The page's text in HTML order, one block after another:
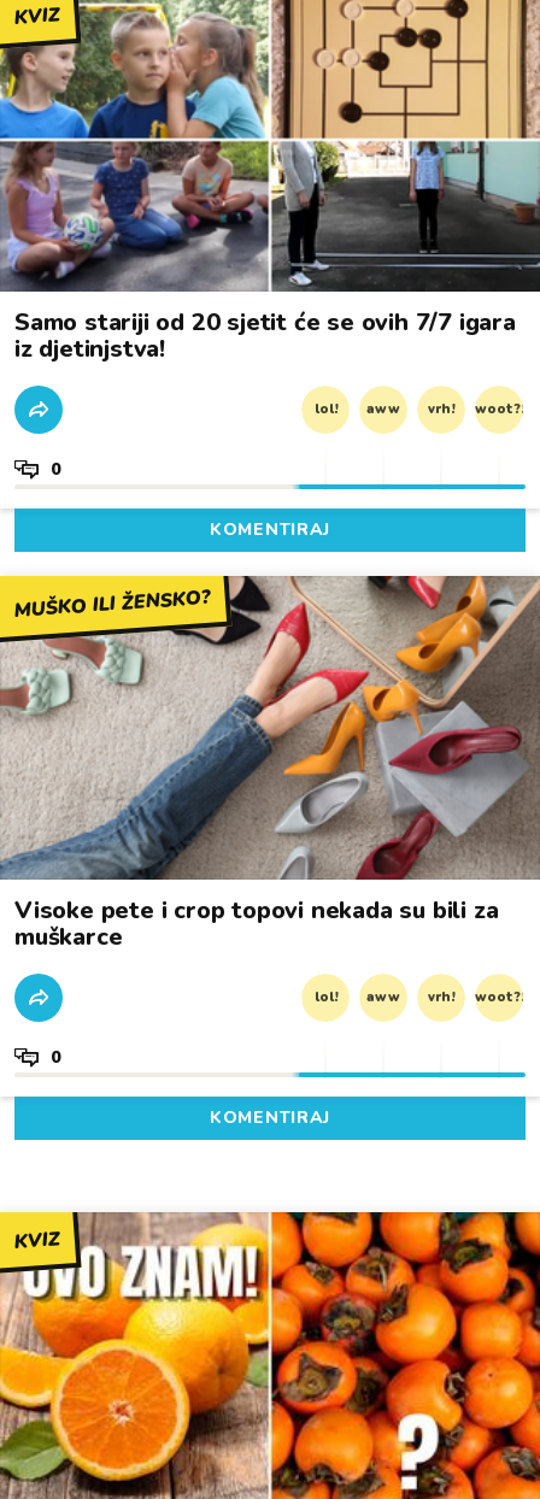
KVIZ
Samo stariji od 20 sjetit će se ovih 7/7 igara
iz djetinjstva!
lol! aww vrh! woot?!
0
KOMENTIRAJ
MUŠKO ILI ŽENSKO?
Visoke pete i crop topovi nekada su bili za
muškarce
lol! aww vrh! woot?!
0
KOMENTIRAJ
KVIZ